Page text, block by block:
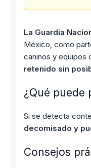
La Guardia
México, como
caninos y equipos
retenido sin
¿Qué puede
Si se detecta
decomisado y
Consejos